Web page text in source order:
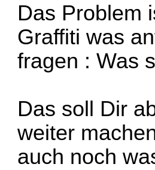
Das Problem
Graffiti was
fragen : Was
Das soll Dir
weiter
auch noch